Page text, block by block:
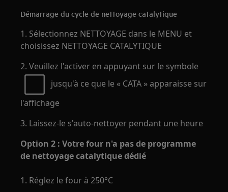
Démarrage du cycle de nettoyage catalytique
1. Sélectionnez NETTOYAGE dans le MENU et
choisissez NETTOYAGE CATALYTIQUE
2. Veuillez l'activer en appuyant sur le symbole
jusqu'à ce que le « CATA » apparaisse sur
l'affichage
3. Laissez-le s'auto-nettoyer pendant une heure
Option 2 : Votre four n'a pas de programme
de nettoyage catalytique dédié
1. Réglez le four à 250°C